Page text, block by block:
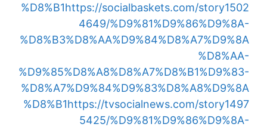
%D8%B1https://socialbaskets.com/story1502
4649/%D9%81%D9%86%D9%8A-
%D8%B3%D8%AA%D9%84%D8%A7%D9%8A
%D8%AA-
%D9%85%D8%A8%D8%A7%D8%B1%D9%83-
%D8%A7%D9%84%D9%83%D8%A8%D9%8A
%D8%B1https://tvsocialnews.com/story1497
5425/%D9%81%D9%86%D9%8A-